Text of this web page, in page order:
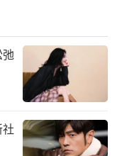
了，时尚无国
的精髓融合在